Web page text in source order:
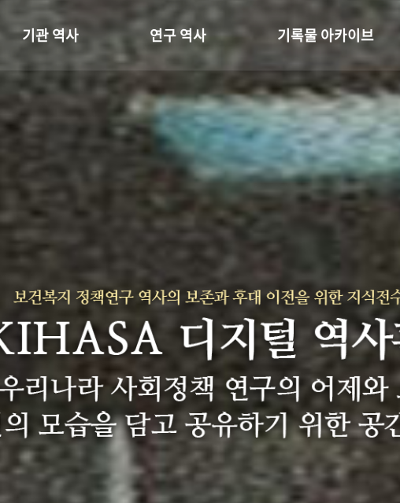
기관 역사
걸어온 길
기관 변천사
연구 역사
정책과 연구
키워드로 보는 연구 역사
연구자들
간행물 변천사
기록물 아카이브
사진 아카이브
문서 기록물
행정박물
영상 기록물